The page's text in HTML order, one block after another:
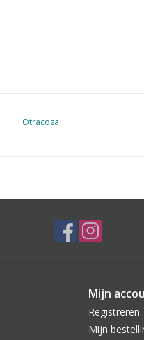
Otracosa
Mijn
Registreren
Mijn